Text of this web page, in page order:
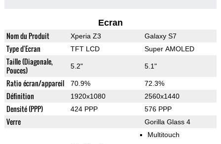
Ecran
Nom du Produit Xperia Z3 Galaxy S7
Type d'Ecran TFT LCD Super AMOLED
Taille (Diagonale,
Pouces)
5.2" 5.1"
Ratio écran/appareil 70.9% 72.3%
Définition 1920x1080 2560x1440
Densité (PPP) 424 PPP 576 PPP
Verre Gorilla Glass 4
Multitouch